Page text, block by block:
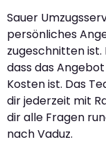
Sauer
persönliches
zugeschnitten
dass das
Kosten ist. Das
dir jederzeit mit
dir alle Fragen
nach Vaduz.